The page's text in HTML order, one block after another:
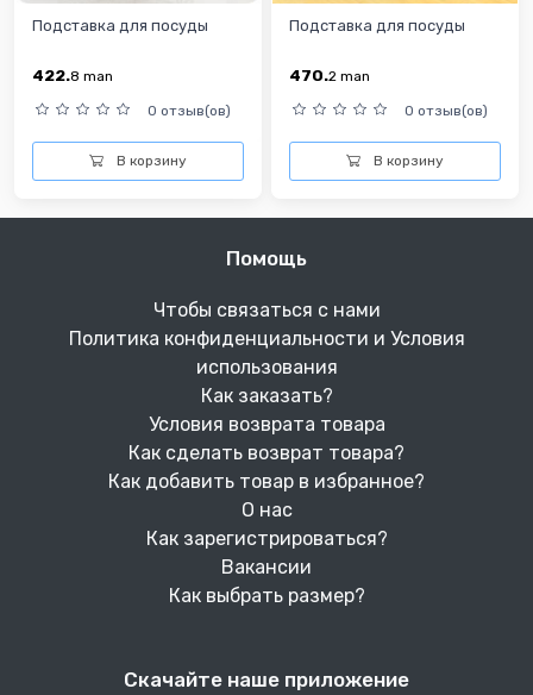
Подставка для посуды
422.8 man
0 отзыв(ов)
В корзину
Подставка для посуды
470.2 man
0 отзыв(ов)
В корзину
Помощь
Чтобы связаться с нами
Политика конфиденциальности и Условия
использования
Как заказать?
Условия возврата товара
Как сделать возврат товара?
Как добавить товар в избранное?
О нас
Как зарегистрироваться?
Вакансии
Как выбрать размер?
Скачайте наше приложение